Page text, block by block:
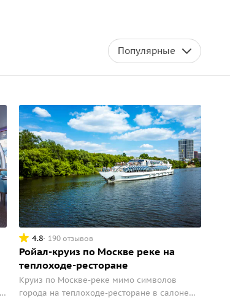
Популярные
4.8 190 отзывов
Ройал-круиз по Москве реке на
теплоходе-ресторане
Круиз по Москве-реке мимо символов
города на теплоходе-ресторане в салоне